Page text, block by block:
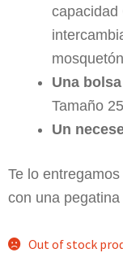
capacidad
Una
Tamaño
Un
Te lo
con una
Out of stock